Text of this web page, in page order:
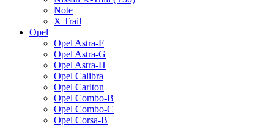
Note
X Trail
Opel
Opel Astra-F
Opel Astra-G
Opel Astra-H
Opel Calibra
Opel Carlton
Opel Combo-B
Opel Combo-C
Opel Corsa-B